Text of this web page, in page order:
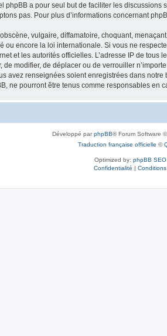
phpBB a pour seul but de faciliter les
pas. Pour plus d’informations concernant
vulgaire, diffamatoire, choquant,
ou encore la loi internationale. Si vous ne
et les autorités officielles. L’adresse IP de
modifier, de déplacer ou de verrouiller
avez renseignées soient enregistrées dans
ne pourront être tenus comme responsables en
Développé parphpBB® Forum Software
Traduction française officielle ©
Optimized by: phpBB SEO
Confidentialité | Conditions